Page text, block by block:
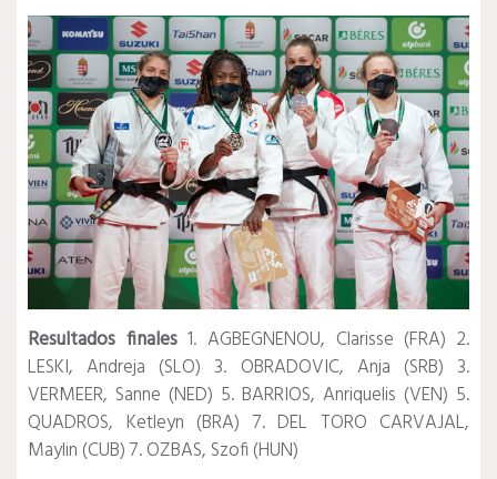
Resultados finales 1. AGBEGNENOU, Clarisse (FRA) 2.
LESKI, Andreja (SLO) 3. OBRADOVIC, Anja (SRB) 3.
VERMEER, Sanne (NED) 5. BARRIOS, Anriquelis (VEN) 5.
QUADROS, Ketleyn (BRA) 7. DEL TORO CARVAJAL,
Maylin (CUB) 7. OZBAS, Szofi (HUN)